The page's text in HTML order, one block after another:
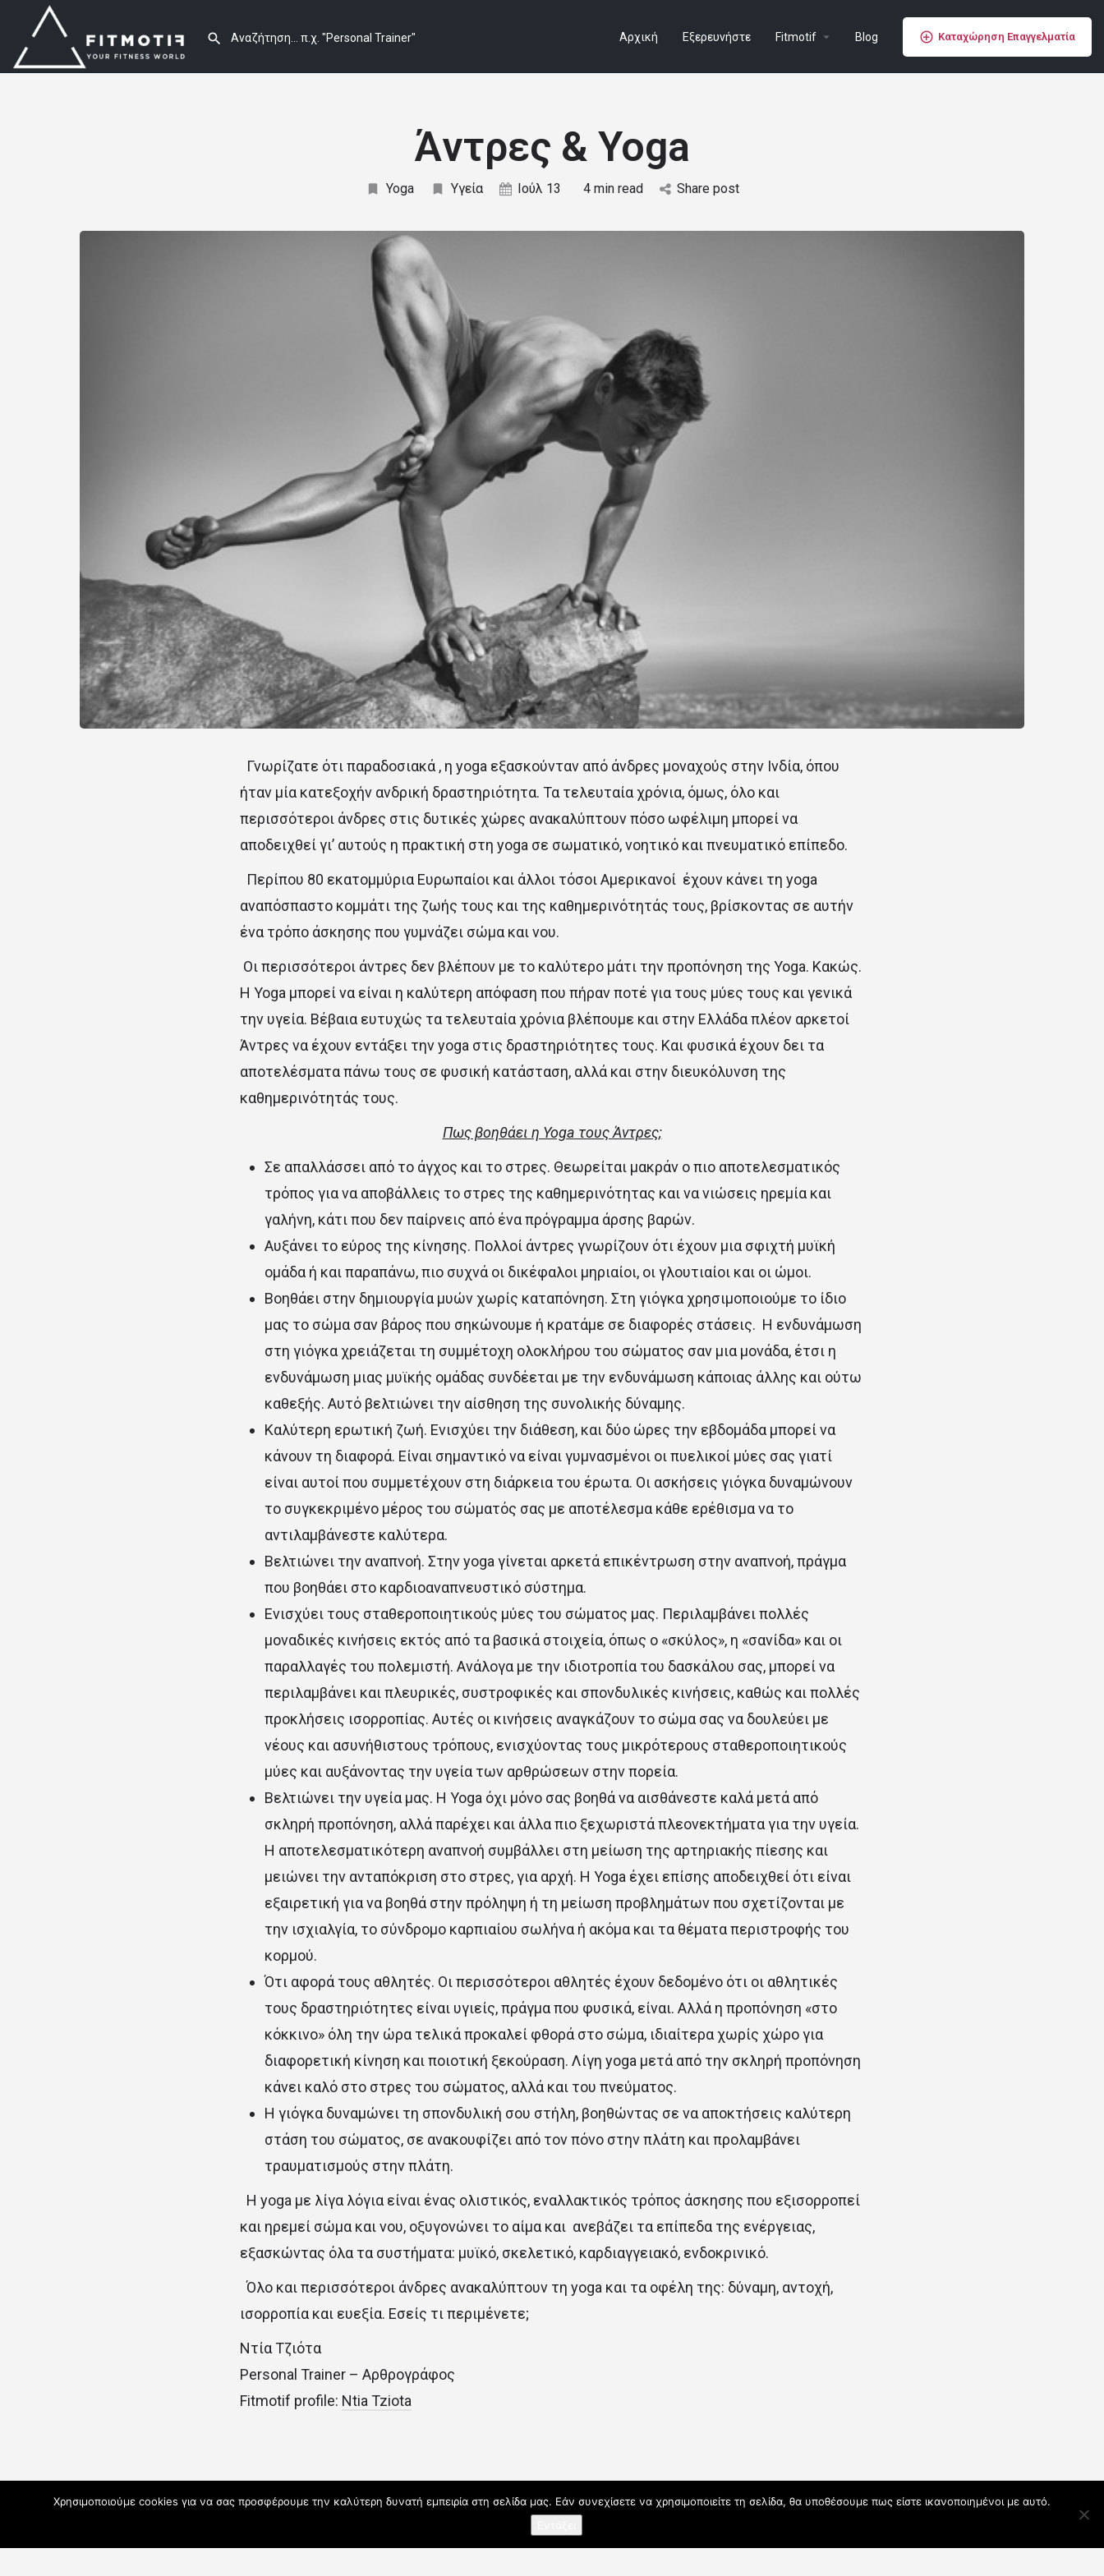
Αρχική Εξερευνήστε Fitmotif Blog Καταχώρηση Επαγγελματία
Άντρες & Yoga
Yoga Υγεία Ιούλ 13 4 min read Share post
Γνωρίζατε ότι παραδοσιακά , η yoga εξασκούνταν από άνδρες μοναχούς στην Ινδία, όπου
ήταν μία κατεξοχήν ανδρική δραστηριότητα. Τα τελευταία χρόνια, όμως, όλο και
περισσότεροι άνδρες στις δυτικές χώρες ανακαλύπτουν πόσο ωφέλιμη μπορεί να
αποδειχθεί γι’ αυτούς η πρακτική στη yoga σε σωματικό, νοητικό και πνευματικό επίπεδο.
Περίπου 80 εκατομμύρια Ευρωπαίοι και άλλοι τόσοι Αμερικανοί έχουν κάνει τη yoga
αναπόσπαστο κομμάτι της ζωής τους και της καθημερινότητάς τους, βρίσκοντας σε αυτήν
ένα τρόπο άσκησης που γυμνάζει σώμα και νου.
Οι περισσότεροι άντρες δεν βλέπουν με το καλύτερο μάτι την προπόνηση της Yoga. Κακώς.
Η Yoga μπορεί να είναι η καλύτερη απόφαση που πήραν ποτέ για τους μύες τους και γενικά
την υγεία. Βέβαια ευτυχώς τα τελευταία χρόνια βλέπουμε και στην Ελλάδα πλέον αρκετοί
Άντρες να έχουν εντάξει την yoga στις δραστηριότητες τους. Και φυσικά έχουν δει τα
αποτελέσματα πάνω τους σε φυσική κατάσταση, αλλά και στην διευκόλυνση της
καθημερινότητάς τους.
Πως βοηθάει η Yoga τους Άντρες;
Σε απαλλάσσει από το άγχος και το στρες. Θεωρείται μακράν ο πιο αποτελεσματικός
τρόπος για να αποβάλλεις το στρες της καθημερινότητας και να νιώσεις ηρεμία και
γαλήνη, κάτι που δεν παίρνεις από ένα πρόγραμμα άρσης βαρών.
Αυξάνει το εύρος της κίνησης. Πολλοί άντρες γνωρίζουν ότι έχουν μια σφιχτή μυϊκή
ομάδα ή και παραπάνω, πιο συχνά οι δικέφαλοι μηριαίοι, οι γλουτιαίοι και οι ώμοι.
Βοηθάει στην δημιουργία μυών χωρίς καταπόνηση. Στη γιόγκα χρησιμοποιούμε το ίδιο
μας το σώμα σαν βάρος που σηκώνουμε ή κρατάμε σε διαφορές στάσεις. Η ενδυνάμωση
στη γιόγκα χρειάζεται τη συμμέτοχη ολοκλήρου του σώματος σαν μια μονάδα, έτσι η
ενδυνάμωση μιας μυϊκής ομάδας συνδέεται με την ενδυνάμωση κάποιας άλλης και ούτω
καθεξής. Αυτό βελτιώνει την αίσθηση της συνολικής δύναμης.
Καλύτερη ερωτική ζωή. Ενισχύει την διάθεση, και δύο ώρες την εβδομάδα μπορεί να
κάνουν τη διαφορά. Είναι σημαντικό να είναι γυμνασμένοι οι πυελικοί μύες σας γιατί
είναι αυτοί που συμμετέχουν στη διάρκεια του έρωτα. Οι ασκήσεις γιόγκα δυναμώνουν
το συγκεκριμένο μέρος του σώματός σας με αποτέλεσμα κάθε ερέθισμα να το
αντιλαμβάνεστε καλύτερα.
Βελτιώνει την αναπνοή. Στην yoga γίνεται αρκετά επικέντρωση στην αναπνοή, πράγμα
που βοηθάει στο καρδιοαναπνευστικό σύστημα.
Ενισχύει τους σταθεροποιητικούς μύες του σώματος μας. Περιλαμβάνει πολλές
μοναδικές κινήσεις εκτός από τα βασικά στοιχεία, όπως ο «σκύλος», η «σανίδα» και οι
παραλλαγές του πολεμιστή. Ανάλογα με την ιδιοτροπία του δασκάλου σας, μπορεί να
περιλαμβάνει και πλευρικές, συστροφικές και σπονδυλικές κινήσεις, καθώς και πολλές
προκλήσεις ισορροπίας. Αυτές οι κινήσεις αναγκάζουν το σώμα σας να δουλεύει με
νέους και ασυνήθιστους τρόπους, ενισχύοντας τους μικρότερους σταθεροποιητικούς
μύες και αυξάνοντας την υγεία των αρθρώσεων στην πορεία.
Βελτιώνει την υγεία μας. Η Yoga όχι μόνο σας βοηθά να αισθάνεστε καλά μετά από
σκληρή προπόνηση, αλλά παρέχει και άλλα πιο ξεχωριστά πλεονεκτήματα για την υγεία.
Η αποτελεσματικότερη αναπνοή συμβάλλει στη μείωση της αρτηριακής πίεσης και
μειώνει την ανταπόκριση στο στρες, για αρχή. Η Yoga έχει επίσης αποδειχθεί ότι είναι
εξαιρετική για να βοηθά στην πρόληψη ή τη μείωση προβλημάτων που σχετίζονται με
την ισχιαλγία, το σύνδρομο καρπιαίου σωλήνα ή ακόμα και τα θέματα περιστροφής του
κορμού.
Ότι αφορά τους αθλητές. Οι περισσότεροι αθλητές έχουν δεδομένο ότι οι αθλητικές
τους δραστηριότητες είναι υγιείς, πράγμα που φυσικά, είναι. Αλλά η προπόνηση «στο
κόκκινο» όλη την ώρα τελικά προκαλεί φθορά στο σώμα, ιδιαίτερα χωρίς χώρο για
διαφορετική κίνηση και ποιοτική ξεκούραση. Λίγη yoga μετά από την σκληρή προπόνηση
κάνει καλό στο στρες του σώματος, αλλά και του πνεύματος.
Η γιόγκα δυναμώνει τη σπονδυλική σου στήλη, βοηθώντας σε να αποκτήσεις καλύτερη
στάση του σώματος, σε ανακουφίζει από τον πόνο στην πλάτη και προλαμβάνει
τραυματισμούς στην πλάτη.
Η yoga με λίγα λόγια είναι ένας ολιστικός, εναλλακτικός τρόπος άσκησης που εξισορροπεί
και ηρεμεί σώμα και νου, οξυγονώνει το αίμα και ανεβάζει τα επίπεδα της ενέργειας,
εξασκώντας όλα τα συστήματα: μυϊκό, σκελετικό, καρδιαγγειακό, ενδοκρινικό.
Όλο και περισσότεροι άνδρες ανακαλύπτουν τη yoga και τα οφέλη της: δύναμη, αντοχή,
ισορροπία και ευεξία. Εσείς τι περιμένετε;
Ντία Τζιότα
Personal Trainer – Αρθρογράφος
Fitmotif profile: Ntia Tziota
Χρησιμοποιούμε cookies για να σας προσφέρουμε την καλύτερη δυνατή εμπειρία στη σελίδα μας. Εάν συνεχίσετε να χρησιμοποιείτε τη σελίδα, θα υποθέσουμε πως είστε ικανοποιημένοι με αυτό.